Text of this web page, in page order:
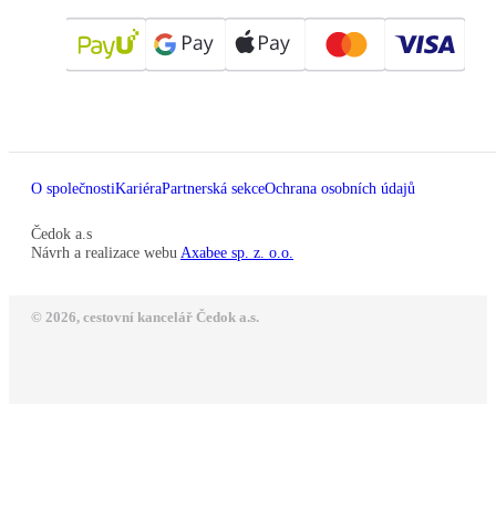
O společnostiKariéraPartnerská sekceOchrana osobních údajů
Čedok a.s
Návrh a realizace webu Axabee sp. z. o.o.
© 2026, cestovní kancelář Čedok a.s.